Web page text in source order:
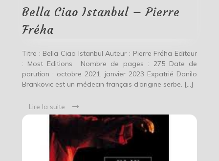
Pierre
Fréha
Bella Ciao Istanbul – Pierre
Fréha
Titre : Bella Ciao Istanbul Auteur : Pierre Fréha Editeur
: Most Editions Nombre de pages : 275 Date de
parution : octobre 2021, janvier 2023 Expatrié Danilo
Brankovic est un médecin français d’origine serbe. […]
Lire la suite